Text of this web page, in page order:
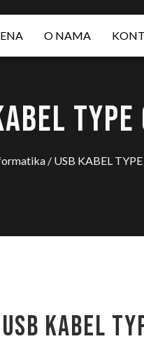
O NAMA
TYPE
/ USB KABEL TYPE
USB KABEL